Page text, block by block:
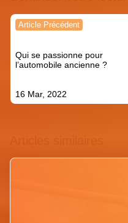
Navigation
l’article
Article Précédent
Qui se passionne pour
l’automobile ancienne ?
16 Mar, 2022